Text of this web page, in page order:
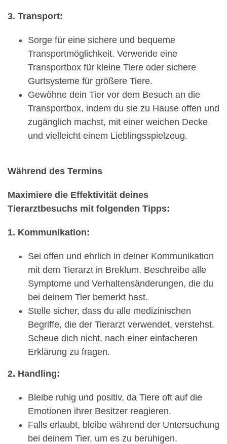
3. Transport:
Sorge für eine sichere und bequeme
Transportmöglichkeit. Verwende eine
Transportbox für kleine Tiere oder sichere
Gurtsysteme für größere Tiere.
Gewöhne dein Tier vor dem Besuch an die
Transportbox, indem du sie zu Hause offen und
zugänglich machst, mit einer weichen Decke
und vielleicht einem Lieblingsspielzeug.
Während des Termins
Maximiere die Effektivität deines
Tierarztbesuchs mit folgenden Tipps:
1. Kommunikation:
Sei offen und ehrlich in deiner Kommunikation
mit dem Tierarzt in Breklum. Beschreibe alle
Symptome und Verhaltensänderungen, die du
bei deinem Tier bemerkt hast.
Stelle sicher, dass du alle medizinischen
Begriffe, die der Tierarzt verwendet, verstehst.
Scheue dich nicht, nach einer einfacheren
Erklärung zu fragen.
2. Handling:
Bleibe ruhig und positiv, da Tiere oft auf die
Emotionen ihrer Besitzer reagieren.
Falls erlaubt, bleibe während der Untersuchung
bei deinem Tier, um es zu beruhigen.